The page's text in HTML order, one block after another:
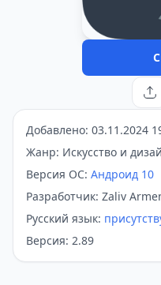
Добавлено: 03.11.2024
Жанр: Искусство и
Версия ОС: Андроид 10
Разработчик: Zaliv
Русский язык:
Версия: 2.89